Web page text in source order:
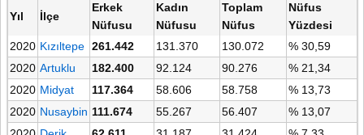
Yıl İlçe
Erkek
Nüfusu
Kadın
Nüfusu
Toplam
Nüfus
Nüfus
Yüzdesi
2020 Kızıltepe 261.442 131.370 130.072
% 30,59
2020 Artuklu 182.400 92.124 90.276
% 21,34
2020 Midyat 117.364 58.606 58.758
% 13,73
2020 Nusaybin 111.674 55.267 56.407
% 13,07